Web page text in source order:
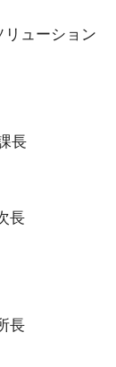
ューション
長
長
長